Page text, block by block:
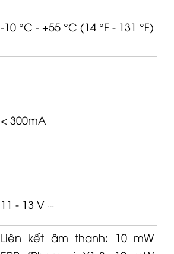
-10 °C - +55 °C (14 °F - 131 °F)
< 300mA
11 - 13 V ⎓
Liên kết âm thanh: 10 mW